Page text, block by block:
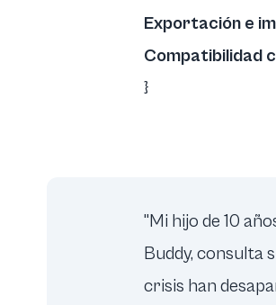
Exportación e
Compatibilidad
}
"Mi hijo de 10
Buddy, consulta
crisis han